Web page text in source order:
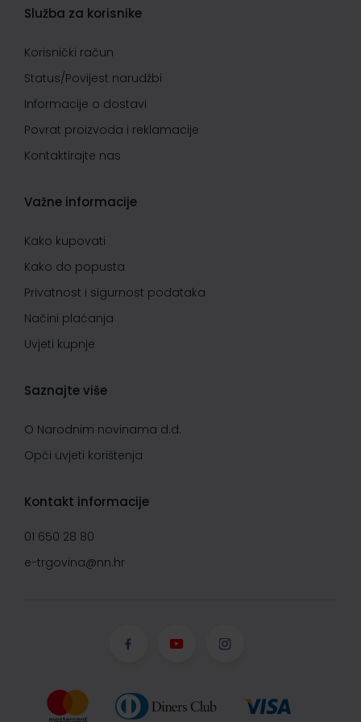
Služba za korisnike
Korisnički račun
Status/Povijest narudžbi
Informacije o dostavi
Povrat proizvoda i reklamacije
Kontaktirajte nas
Važne informacije
Kako kupovati
Kako do popusta
Privatnost i sigurnost podataka
Načini plaćanja
Uvjeti kupnje
Saznajte više
O Narodnim novinama d.d.
Opći uvjeti korištenja
Kontakt informacije
01 650 28 80
e-trgovina@nn.hr